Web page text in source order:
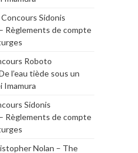
Concours Sidonis
Règlements de compte
Roboto
l’eau tiède sous un
Imamura
Sidonis
Règlements de compte
Nolan – The